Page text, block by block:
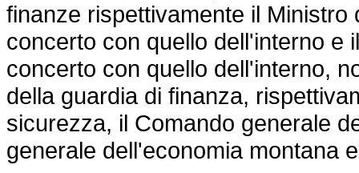
finanze rispettivamente il
concerto con quello dell'interno e
concerto con quello dell'interno,
della guardia di finanza,
sicurezza, il Comando generale
generale dell'economia montana